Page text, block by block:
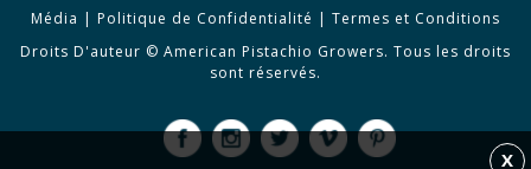
Média | Politique de Confidentialité | Termes et Conditions
Droits D'auteur © American Pistachio Growers. Tous les droits
sont réservés.
X